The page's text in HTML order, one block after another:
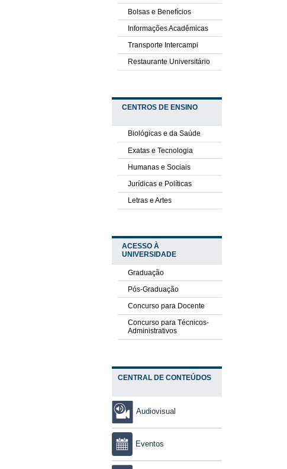
Bolsas e Benefícios
Informações Acadêmicas
Transporte Intercampi
Restaurante Universitário
CENTROS DE ENSINO
Biológicas e da Saúde
Exatas e Tecnologia
Humanas e Sociais
Jurídicas e Políticas
Letras e Artes
ACESSO À
UNIVERSIDADE
Graduação
Pós-Graduação
Concurso para Docente
Concurso para Técnicos-
Administrativos
CENTRAL DE CONTEÚDOS
Audiovisual
Eventos